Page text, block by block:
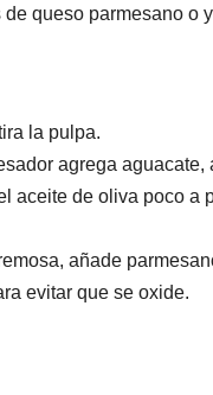
queso parmesano o
la pulpa.
agrega aguacate,
aceite de oliva poco a
añade
evitar que se oxide.